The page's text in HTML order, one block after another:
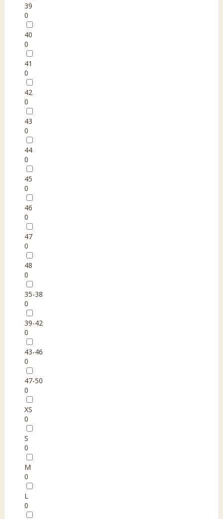
39
0
40
0
41
0
42
0
43
0
44
0
45
0
46
0
47
0
48
0
35-38
0
39-42
0
43-46
0
47-50
0
XS
0
S
0
M
0
L
0